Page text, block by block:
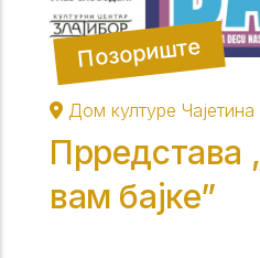
Позориште
Дом културе Чајетина
Прредстава
вам бајке”